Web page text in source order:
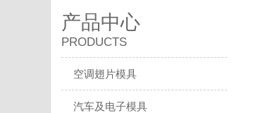
产品中心
PRODUCTS
空调翅片模具
汽车及电子模具